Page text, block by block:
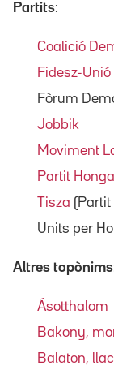
Partits:
Coalició
Fidesz-
Fòrum
Jobbik
Moviment
Partit
Tisza (Partit
Units per
Altres topònims
Ásotthalom
Bakony,
Balaton, llac